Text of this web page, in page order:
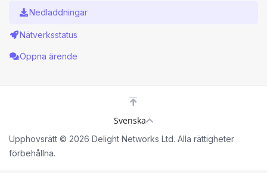
Nedladdningar
Nätverksstatus
Öppna ärende
Upphovsrätt © 2026 Delight Networks Ltd. Alla rättigheter
förbehållna.
Svenska